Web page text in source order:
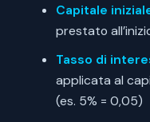
Capitale
prestato
Tasso di
applicata al
(es. 5% = 0,05)